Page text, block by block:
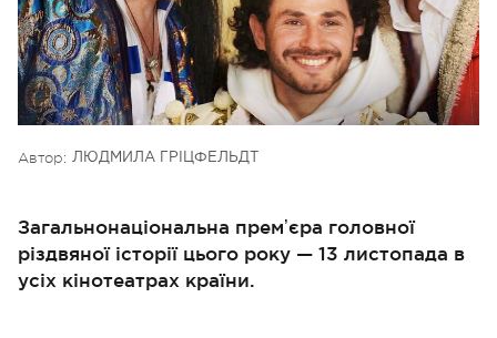
Автор: ЛЮДМИЛА ГРІЦФЕЛЬДТ
Загальнонаціональна премʼєра головної
різдвяної історії цього року — 13 листопада в
усіх кінотеатрах країни.